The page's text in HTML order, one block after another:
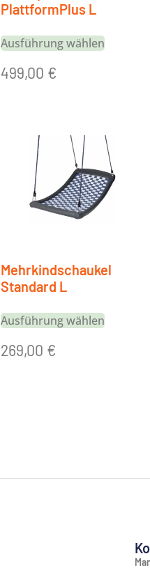
PlattformPlus L
Ausführung wählen
499,00 €
Mehrkindschaukel
Standard L
Ausführung wählen
269,00 €